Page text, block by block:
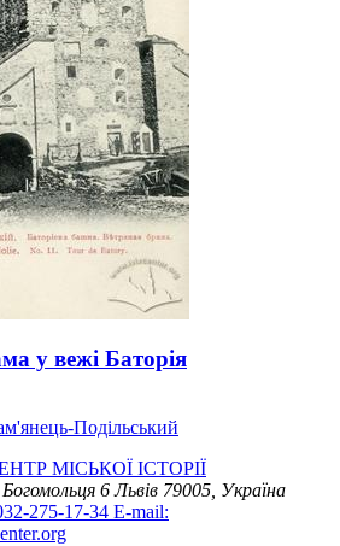
у вежі Баторія
Подільський
МІСЬКОЇ ІСТОРІЇ
6Львів 79005, Україна
275-17-34 E-mail: